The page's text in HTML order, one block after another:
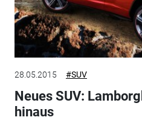
28.05.2015 #SUV
Neues SUV:
hinaus